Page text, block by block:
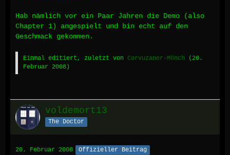
Hab nämlich vor ein Paar Jahren die Demo (also
Chapter 1) angespielt und bin echt auf den
Geschmack gekommen.
Einmal editiert, zuletzt von Corvuzaner-Mönch (20.
Februar 2008 )
voldemort13
The Doctor
20. Februar 2008 Offizieller Beitrag